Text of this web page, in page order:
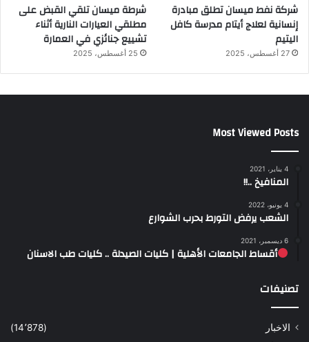
شركة نفط ميسان تطلق مبادرة
إنسانية لعلاج أيتام مدرسة كافل
اليتيم
27 أغسطس، 2025
شرطة ميسان تلقي القبض على
مطلقي العيارات النارية أثناء
تشييع جنائزي في العمارة
25 أغسطس، 2025
Most Viewed Posts
4 يناير، 2021
المنافيخ ..!!
4 يونيو، 2022
الشعب يرفض التورط بحرب الشوارع
6 ديسمبر، 2021
أقساط الجامعات الأهلية | كليات الصيدلة .. كليات طب الاسنان
تصنيفات
الاخبار
(14٬878)